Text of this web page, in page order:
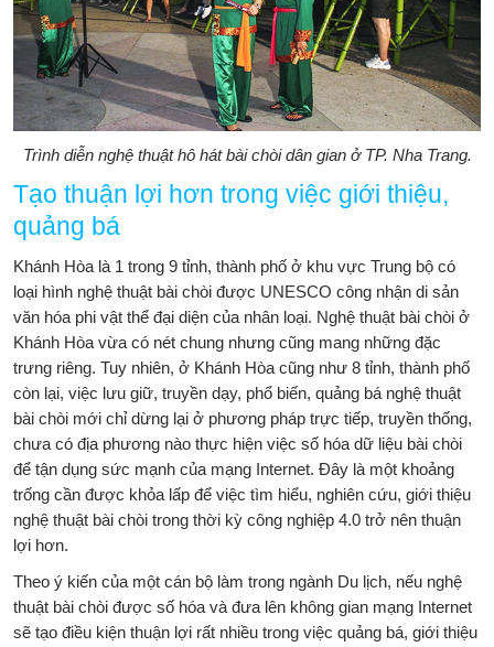
Trình diễn nghệ thuật hô hát bài chòi dân gian ở TP. Nha Trang.
Tạo thuận lợi hơn trong việc giới thiệu,
quảng bá
Khánh Hòa là 1 trong 9 tỉnh, thành phố ở khu vực Trung bộ có
loại hình nghệ thuật bài chòi được UNESCO công nhận di sản
văn hóa phi vật thể đại diện của nhân loại. Nghệ thuật bài chòi ở
Khánh Hòa vừa có nét chung nhưng cũng mang những đặc
trưng riêng. Tuy nhiên, ở Khánh Hòa cũng như 8 tỉnh, thành phố
còn lại, việc lưu giữ, truyền dạy, phổ biến, quảng bá nghệ thuật
bài chòi mới chỉ dừng lại ở phương pháp trực tiếp, truyền thống,
chưa có địa phương nào thực hiện việc số hóa dữ liệu bài chòi
để tận dụng sức mạnh của mạng Internet. Đây là một khoảng
trống cần được khỏa lấp để việc tìm hiểu, nghiên cứu, giới thiệu
nghệ thuật bài chòi trong thời kỳ công nghiệp 4.0 trở nên thuận
lợi hơn.
Theo ý kiến của một cán bộ làm trong ngành Du lịch, nếu nghệ
thuật bài chòi được số hóa và đưa lên không gian mạng Internet
sẽ tạo điều kiện thuận lợi rất nhiều trong việc quảng bá, giới thiệu